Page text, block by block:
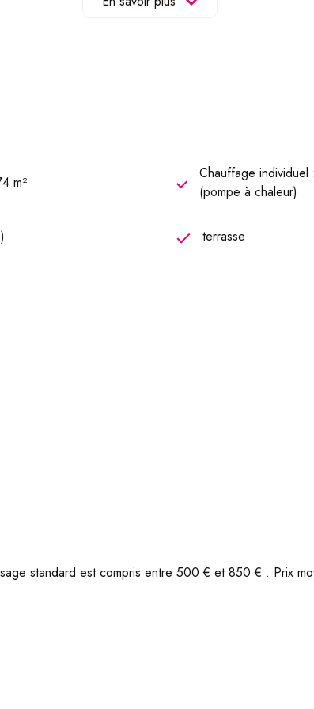
à peine 45min de la frontière luxembourgeoise.
double-vitrage permet aux locataires de diminuer leur
m²
Chauffage
(pompe à chaleur)
terrasse
standard est compris entre 500 € et 850 € . Prix